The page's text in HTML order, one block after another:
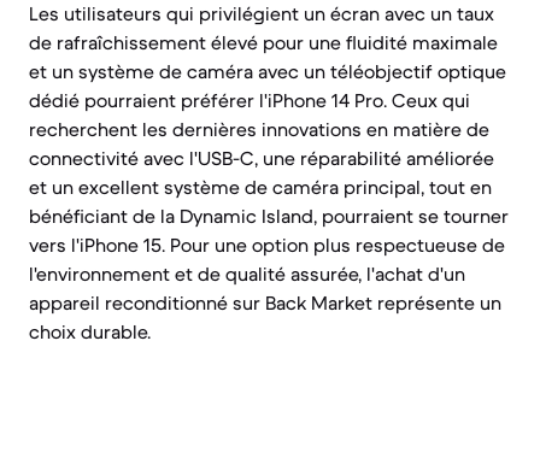
Les utilisateurs qui privilégient un écran avec un taux
de rafraîchissement élevé pour une fluidité maximale
et un système de caméra avec un téléobjectif optique
dédié pourraient préférer l'iPhone 14 Pro. Ceux qui
recherchent les dernières innovations en matière de
connectivité avec l'USB-C, une réparabilité améliorée
et un excellent système de caméra principal, tout en
bénéficiant de la Dynamic Island, pourraient se tourner
vers l'iPhone 15. Pour une option plus respectueuse de
l'environnement et de qualité assurée, l'achat d'un
appareil reconditionné sur Back Market représente un
choix durable.